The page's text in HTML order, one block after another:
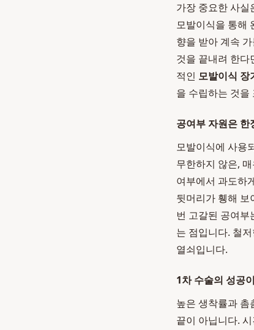
가장 중요한 사실
모발이식을 통해
향을 받아 계속
것을 끝내려 한다
적인 모발이식 장
을 수립하는 것을
공여부 자원은 한
모발이식에 사용
무한하지 않은,
여부에서 과도하
뒷머리가 휑해
번 고갈된 공여
는 점입니다. 철
열쇠입니다.
1차 수술의 성공
높은 생착률과 촘
끝이 아닙니다.